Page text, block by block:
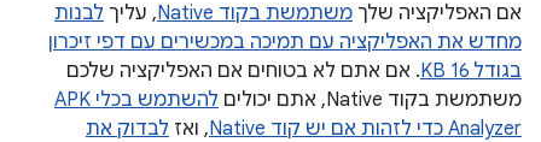
אם האפליקציה שלך משתמשת בקוד Native , עליך לבנות
מחדש את האפליקציה עם תמיכה במכשירים עם דפי זיכרון
בגודל 16 KB
. אם אתם לא בטוחים אם האפליקציה שלכם
משתמשת בקוד Native, אתם יכולים
להשתמש בכלי APK
Analyzer כדי לזהות אם יש קוד Native
, ואז לבדוק את